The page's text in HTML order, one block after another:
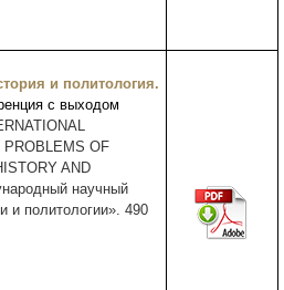
и политология.
с выходом
OF
AND
научный
и политологии». 490